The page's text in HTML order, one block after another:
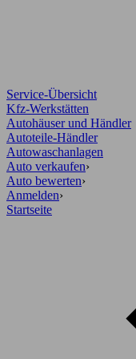
Service-Übersicht
Kfz-Werkstätten
Autohäuser und Händler
Autoteile-Händler
Autowaschanlagen
Auto verkaufen›
Auto bewerten›
Anmelden›
Startseite